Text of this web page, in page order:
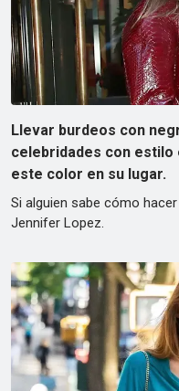
Llevar burdeos con
celebridades con estilo
este color en su lugar.
Si alguien sabe cómo
Jennifer Lopez.